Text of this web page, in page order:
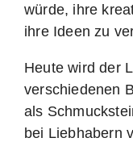
würde, ihre
ihre Ideen zu
Heute wird der
verschiedenen
als
bei Liebhabern